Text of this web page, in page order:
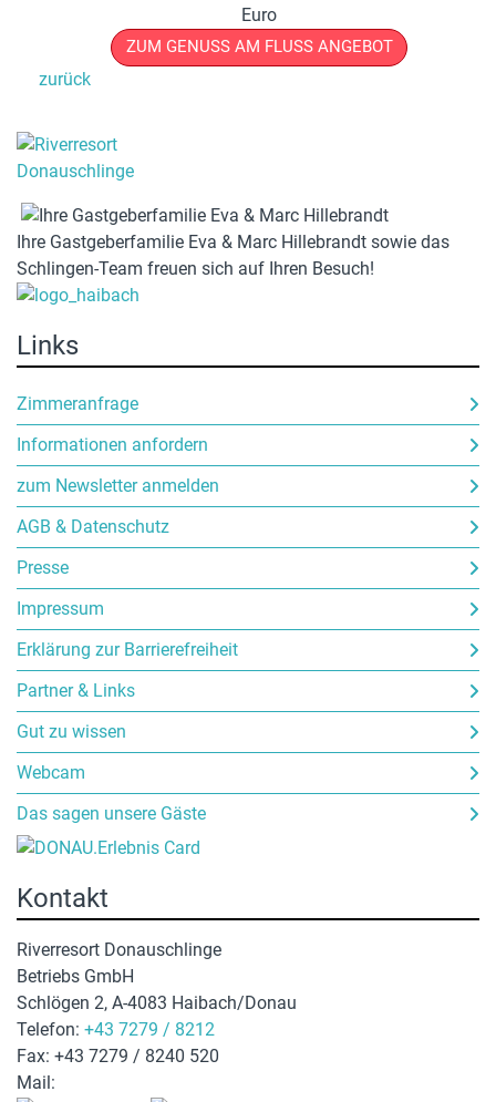
Euro
ZUM GENUSS AM FLUSS ANGEBOT
zurück
Ihre Gastgeberfamilie Eva & Marc Hillebrandt sowie das
Schlingen-Team freuen sich auf Ihren Besuch!
Links
Zimmeranfrage
Informationen anfordern
zum Newsletter anmelden
AGB & Datenschutz
Presse
Impressum
Erklärung zur Barrierefreiheit
Partner & Links
Gut zu wissen
Webcam
Das sagen unsere Gäste
Kontakt
Riverresort Donauschlinge
Betriebs GmbH
Schlögen 2, A-4083 Haibach/Donau
Telefon: +43 7279 / 8212
Fax: +43 7279 / 8240 520
Mail: